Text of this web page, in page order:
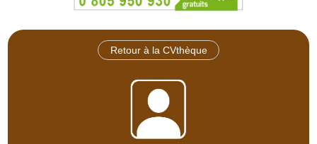
Retour à la CVthèque